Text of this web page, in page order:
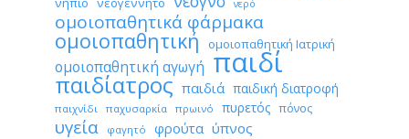
νερό
ομοιοπαθητικά φάρμακα
ομοιοπαθητική ομοιοπαθητική Ιατρική
ομοιοπαθητική αγωγή παιδί
παιδίατρος παιδιά παιδική διατροφή
παιχνίδι παχυσαρκία πρωινό πυρετός πόνος
υγεία φαγητό φρούτα ύπνος